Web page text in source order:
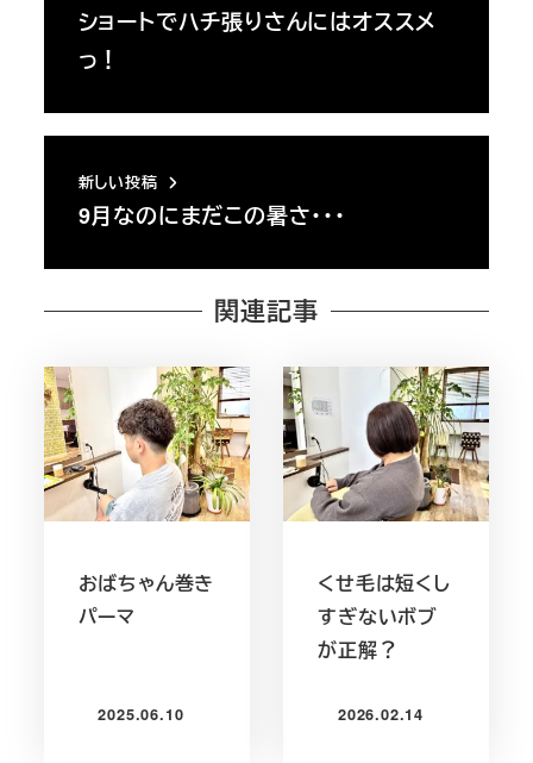
ショートでハチ張りさんにはオススメ
っ！
新しい投稿
9月なのにまだこの暑さ・・・
関連記事
おばちゃん巻き
パーマ
投稿日
2025.06.10
くせ毛は短くし
すぎないボブ
が正解？
投稿日
2026.02.14